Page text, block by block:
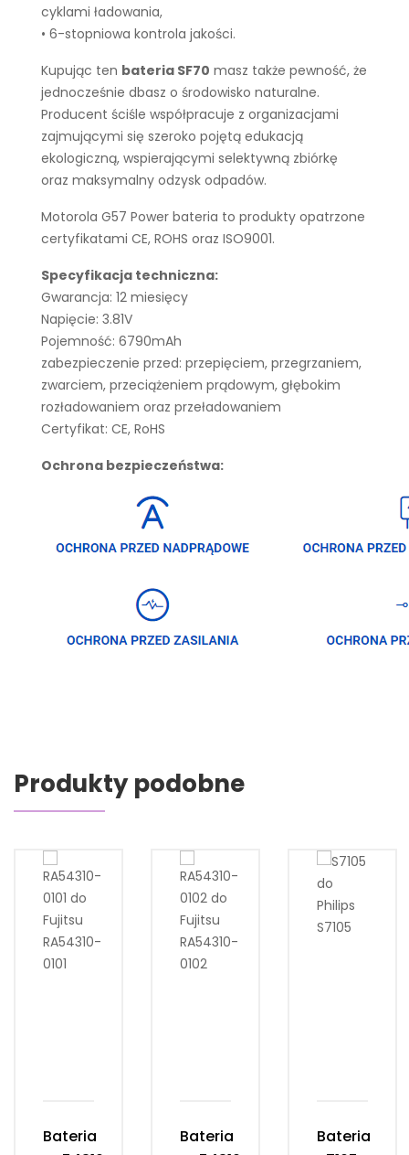
cyklami ładowania,
• 6-stopniowa kontrola jakości.
Kupując ten bateria SF70 masz także pewność, że
jednocześnie dbasz o środowisko naturalne.
Producent ściśle współpracuje z organizacjami
zajmującymi się szeroko pojętą edukacją
ekologiczną, wspierającymi selektywną zbiórkę
oraz maksymalny odzysk odpadów.
Motorola G57 Power bateria to produkty opatrzone
certyfikatami CE, ROHS oraz ISO9001.
Specyfikacja techniczna:
Gwarancja: 12 miesięcy
Napięcie: 3.81V
Pojemność: 6790mAh
zabezpieczenie przed: przepięciem, przegrzaniem,
zwarciem, przeciążeniem prądowym, głębokim
rozładowaniem oraz przeładowaniem
Certyfikat: CE, RoHS
Ochrona bezpieczeństwa:
Produkty podobne
Bateria
Bateria
Bateria